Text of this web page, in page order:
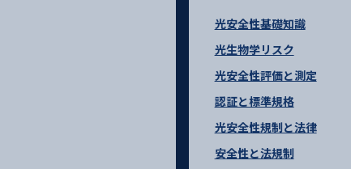
光安全性基礎知識
光生物学リスク
光安全性評価と測定
認証と標準規格
光安全性規制と法律
安全性と法規制